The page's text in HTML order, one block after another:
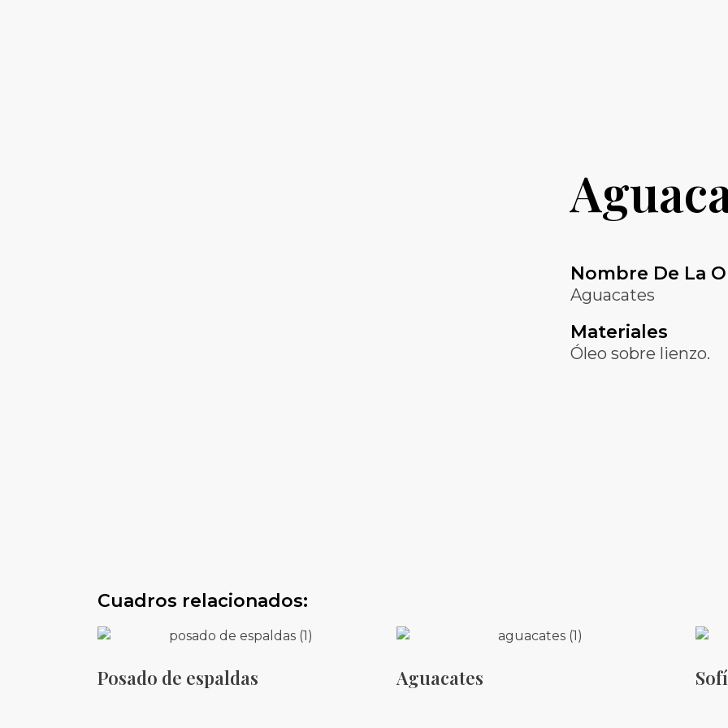
Nombre De La
Aguacates
Materiales
Óleo sobre lienzo.
Cuadros relacionados:
Posado de espaldas Aguacates